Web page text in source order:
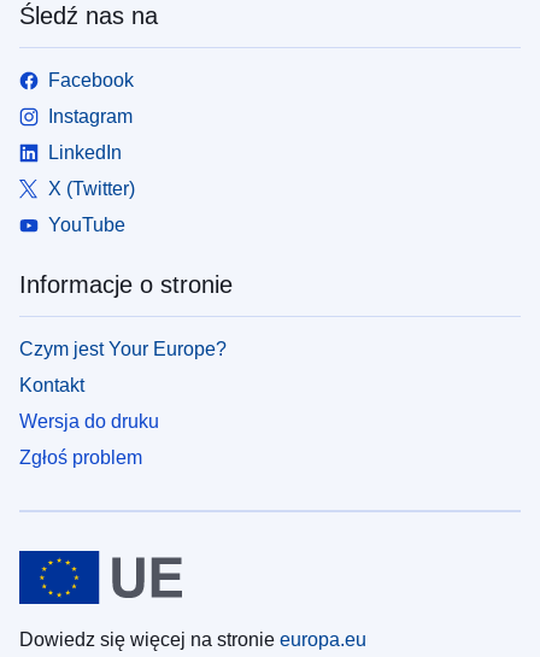
Śledź nas na
Facebook
Instagram
LinkedIn
X (Twitter)
YouTube
Informacje o stronie
Czym jest Your Europe?
Kontakt
Wersja do druku
Zgłoś problem
Dowiedz się więcej na stronie europa.eu